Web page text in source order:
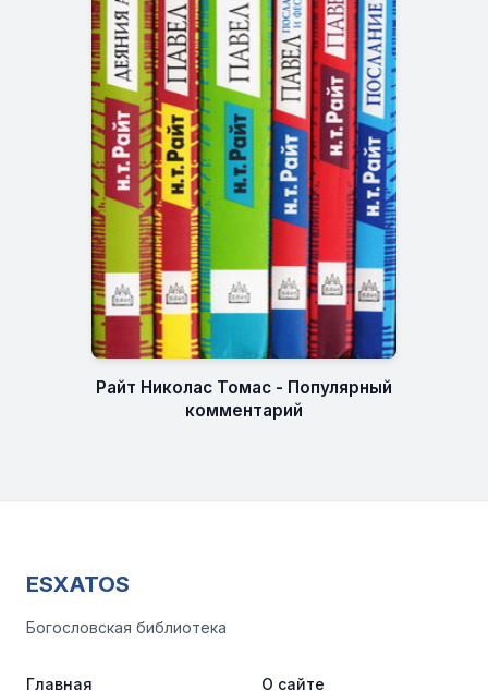
Райт Николас Томас - Популярный
комментарий
ESXATOS
Богословская библиотека
Главная О сайте